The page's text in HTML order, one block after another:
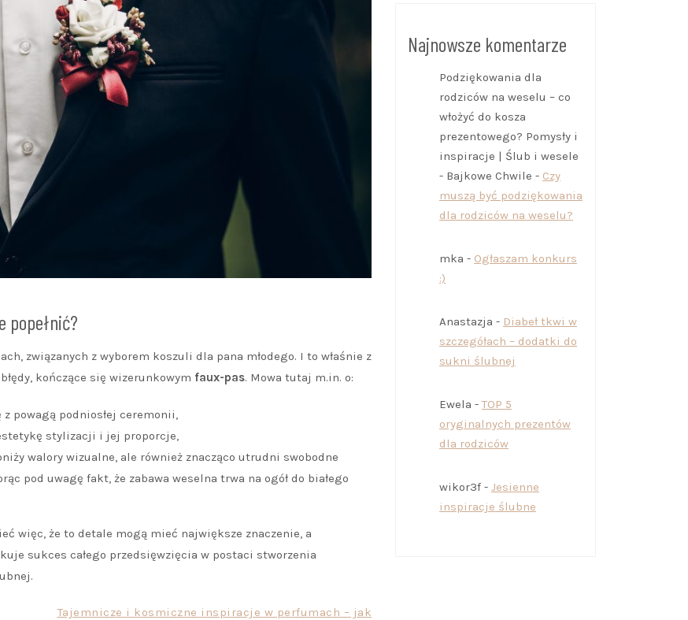
popełnić?
związanych z wyborem koszuli dla pana młodego. I to właśnie z
kończące się wizerunkowym faux-pas. Mowa tutaj m.in. o:
powagą podniosłej ceremonii,
stylizacji i jej proporcje,
walory wizualne, ale również znacząco utrudni swobodne
pod uwagę fakt, że zabawa weselna trwa na ogół do białego
więc, że to detale mogą mieć największe znaczenie, a
sukces całego przedsięwzięcia w postaci stworzenia
Tajemnicze i kosmiczne inspiracje w perfumach – jak
Najnowsze komentarze
Podziękowania dla
rodziców na weselu – co
włożyć do kosza
prezentowego? Pomysły i
inspiracje | Ślub i wesele
- Bajkowe Chwile - Czy
muszą być podziękowania
dla rodziców na weselu?
mka - Ogłaszam konkurs
:)
Anastazja - Diabeł tkwi w
szczegółach – dodatki do
sukni ślubnej
Ewela -TOP 5
oryginalnych prezentów
dla rodziców
wikor3f - Jesienne
inspiracje ślubne